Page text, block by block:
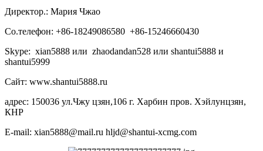
Директор.: Мария Чжао
Со.телефон: +86-18249086580 +86-15246660430
Skype: xian5888 или zhaodandan528 или shantui5888 и
shantui5999
Сайт: www.shantui5888.ru
адрес: 150036 ул.Чжу цзян,106 г. Харбин пров. Хэйлунцзян,
КНР
E-mail: xian5888@mail.ru hljd@shantui-xcmg.com